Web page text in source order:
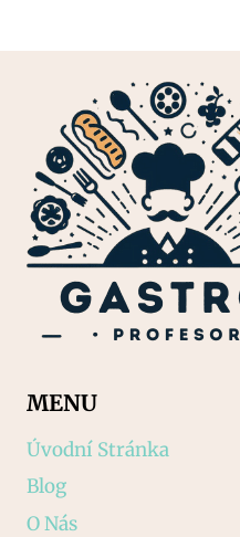
MENU
Úvodní Stránka
Blog
O Nás